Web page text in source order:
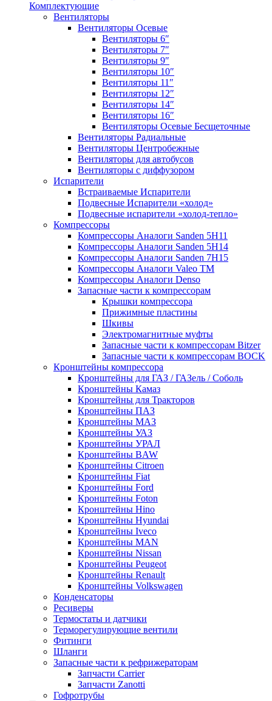
Комплектующие
Вентиляторы
Вентиляторы Осевые
Вентиляторы 6″
Вентиляторы 7″
Вентиляторы 9″
Вентиляторы 10″
Вентиляторы 11″
Вентиляторы 12″
Вентиляторы 14″
Вентиляторы 16″
Вентиляторы Осевые Бесщеточные
Вентиляторы Радиальные
Вентиляторы Центробежные
Вентиляторы для автобусов
Вентиляторы с диффузором
Испарители
Встраиваемые Испарители
Подвесные Испарители «холод»
Подвесные испарители «холод-тепло»
Компрессоры
Компрессоры Аналоги Sanden 5H11
Компрессоры Аналоги Sanden 5H14
Компрессоры Аналоги Sanden 7H15
Компрессоры Аналоги Valeo ТМ
Компрессоры Аналоги Denso
Запасные части к компрессорам
Крышки компрессора
Прижимные пластины
Шкивы
Электромагнитные муфты
Запасные части к компрессорам Bitzer
Запасные части к компрессорам BOCK
Кронштейны компрессора
Кронштейны для ГАЗ / ГАЗель / Соболь
Кронштейны Камаз
Кронштейны для Тракторов
Кронштейны ПАЗ
Кронштейны МАЗ
Кронштейны УАЗ
Кронштейны УРАЛ
Кронштейны BAW
Кронштейны Citroen
Кронштейны Fiat
Кронштейны Ford
Кронштейны Foton
Кронштейны Hino
Кронштейны Hyundai
Кронштейны Iveco
Кронштейны MAN
Кронштейны Nissan
Кронштейны Peugeot
Кронштейны Renault
Кронштейны Volkswagen
Конденсаторы
Ресиверы
Термостаты и датчики
Терморегулирующие вентили
Фитинги
Шланги
Запасные части к рефрижераторам
Запчасти Carrier
Запчасти Zanotti
Гофротрубы